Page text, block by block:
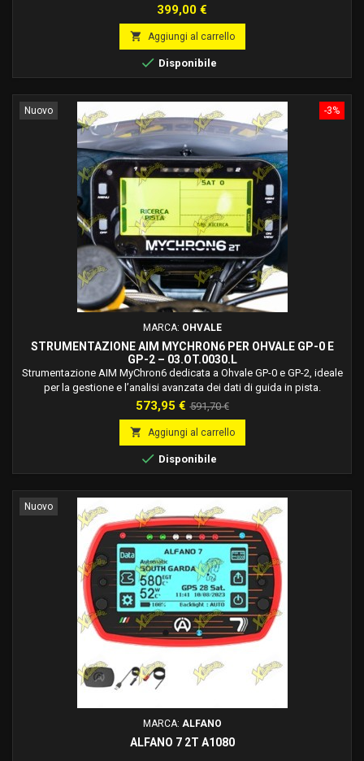
Prezzo
399,00 €
 Aggiungi al carrello
 Disponibile
-3%
Nuovo
MARCA: OHVALE
STRUMENTAZIONE AIM MYCHRON6 PER OHVALE GP-0 E
GP-2 – 03.OT.0030.L
Strumentazione AIM MyChron6 dedicata a Ohvale GP-0 e GP-2, ideale
per la gestione e l’analisi avanzata dei dati di guida in pista.
Prezzo
573,95 € Prezzo
base
591,70 €
 Aggiungi al carrello
 Disponibile
Nuovo
MARCA: ALFANO
ALFANO 7 2T A1080